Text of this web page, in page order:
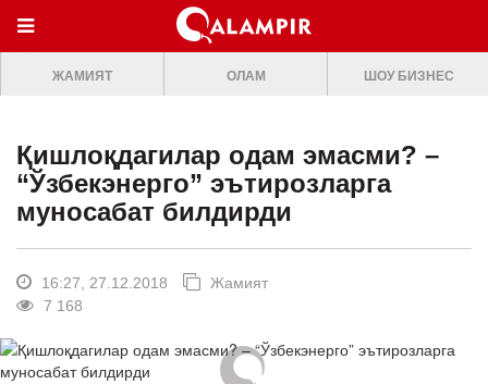
МЕНЮ
ONLINE TV
ЖАМИЯТ
ОЛАМ
ШОУ-БИЗНЕС
Премьера
Клип
ЖАМИЯТ ОЛАМ ШОУ БИЗНЕС
Қишлоқдагилар одам эмасми? –
“Ўзбекэнерго” эътирозларга
муносабат билдирди
16:27, 27.12.2018
Жамият
7 168